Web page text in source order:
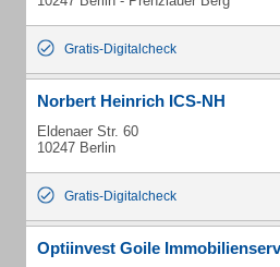
Gratis-Digitalcheck
Norbert Heinrich ICS-NH
Eldenaer Str. 60
10247 Berlin
Gratis-Digitalcheck
Optiinvest Goile